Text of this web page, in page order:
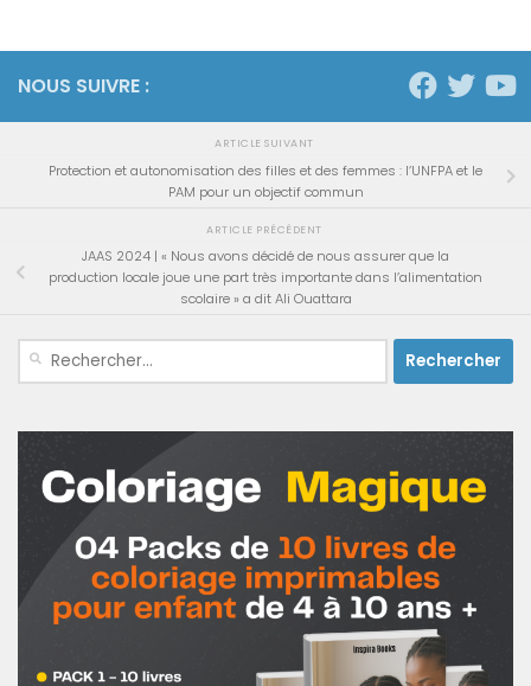
NOUS SUIVRE :
ARTICLE SUIVANT
Protection et autonomisation des filles et des femmes : l’UNFPA et le
PAM pour un objectif commun
ARTICLE PRÉCÉDENT
JAAS 2024 | « Nous avons décidé de nous assurer que la
production locale joue une part très importante dans l’alimentation
scolaire » a dit Ali Ouattara
Rechercher :